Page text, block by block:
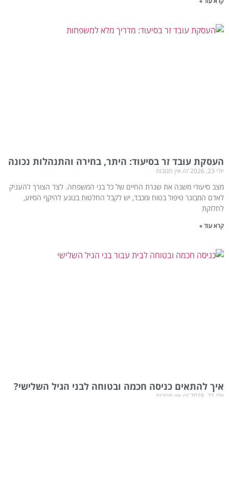
העסקת עובד זר בסיעוד: היתר, בחירה והתנהלות נכונה
יולי 23, 2026 אין תגובות
מצב סיעודי משנה את שגרת החיים של כל בני המשפחה. לצד הצורך להעניק
לאדם המבוגר טיפול בטוח ומכבד, יש לקבל החלטות בנוגע להיקף הסיוע,
לחלוקת
קרא עוד »
איך להתאים כניסה חכמה ובטוחה לבני הגיל השלישי?
יולי 21, 2026 אין תגובות